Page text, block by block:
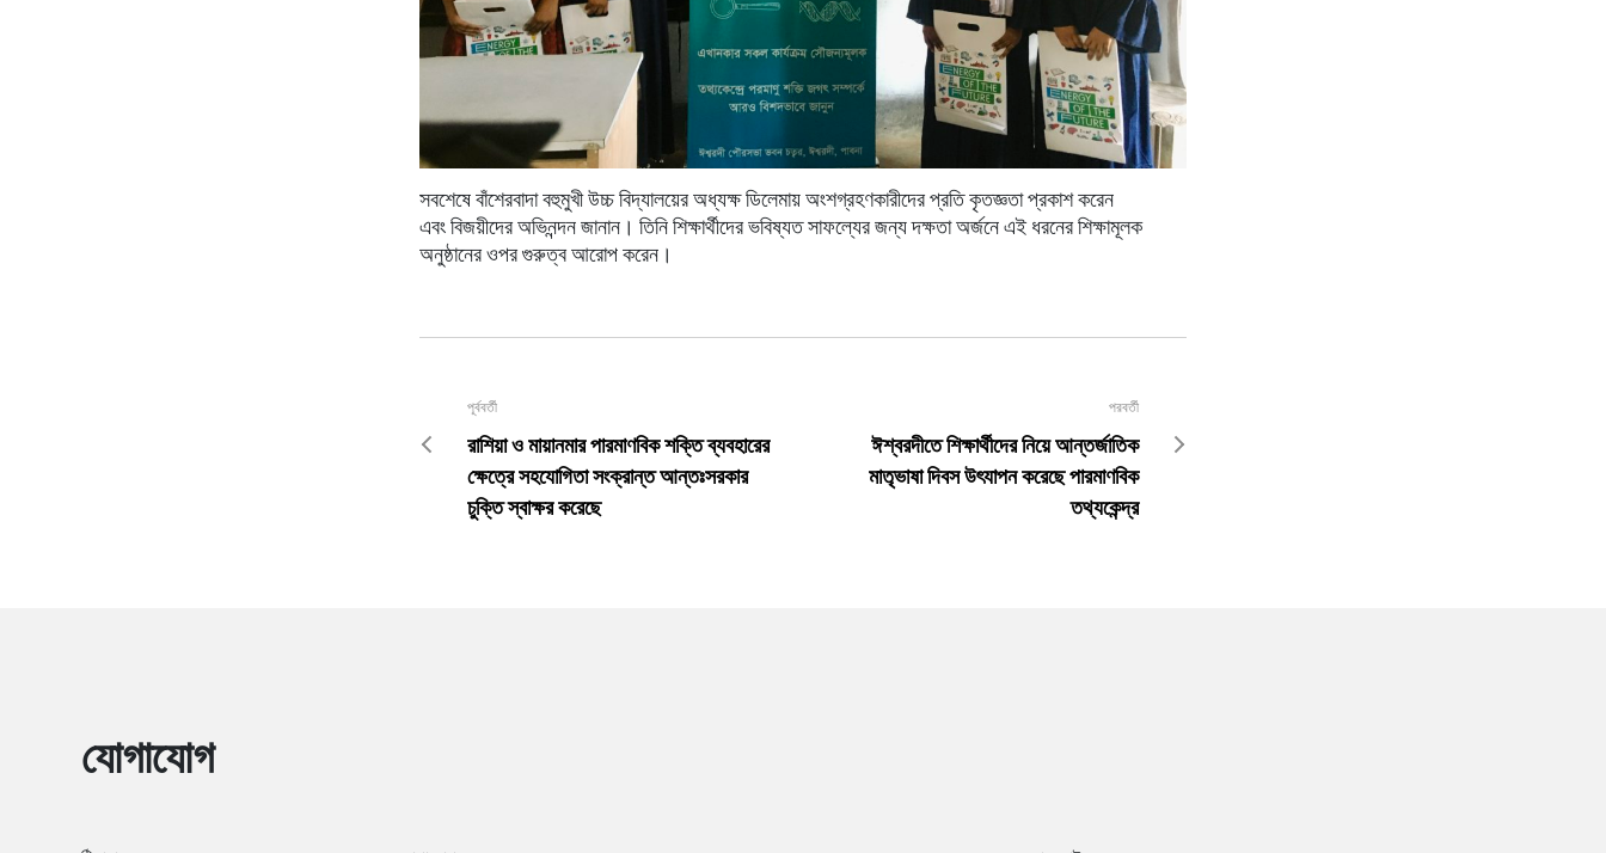
সবশেষে বাঁশেরবাদা বহুমুখী উচ্চ বিদ্যালয়ের অধ্যক্ষডিলেমায় অংশগ্রহণকারীদের প্রতি কৃতজ্ঞতা প্রকাশ করেন
এবং বিজয়ীদের অভিনন্দন জানান। তিনি শিক্ষার্থীদের ভবিষ্যত সাফল্যের জন্য দক্ষতা অর্জনে এই ধরনেরশিক্ষামূলক
অনুষ্ঠানের ওপর গুরুত্বআরোপ করেন।
পূর্ববর্তী
রাশিয়া ও মায়ানমার পারমাণবিক শক্তি ব্যবহারের
ক্ষেত্রে সহযোগিতা সংক্রান্ত আন্তঃসরকার
চুক্তি স্বাক্ষর করেছে
পরবর্তী
ঈশ্বরদীতে শিক্ষার্থীদের নিয়ে আন্তর্জাতিক
মাতৃভাষা দিবস উৎযাপন করেছে পারমাণবিক
তথ্যকেন্দ্র
যোগাযোগ